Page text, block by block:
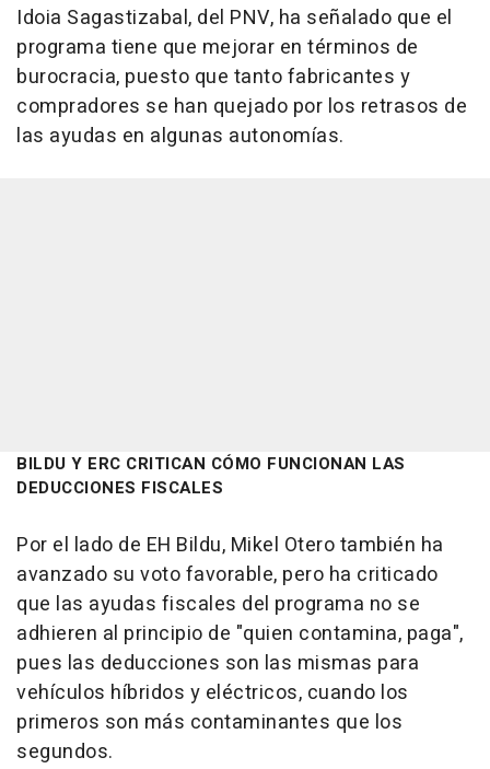
Idoia Sagastizabal, del PNV, ha señalado que el
programa tiene que mejorar en términos de
burocracia, puesto que tanto fabricantes y
compradores se han quejado por los retrasos de
las ayudas en algunas autonomías.
BILDU Y ERC CRITICAN CÓMO FUNCIONAN LAS
DEDUCCIONES FISCALES
Por el lado de EH Bildu, Mikel Otero también ha
avanzado su voto favorable, pero ha criticado
que las ayudas fiscales del programa no se
adhieren al principio de "quien contamina, paga",
pues las deducciones son las mismas para
vehículos híbridos y eléctricos, cuando los
primeros son más contaminantes que los
segundos.